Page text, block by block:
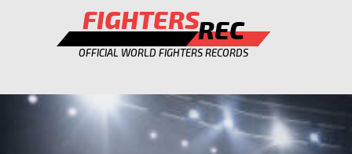
FIGHTERSREC
OFFICIAL WORLD FIGHTERS RECORDS